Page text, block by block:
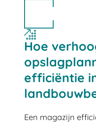
Hoe
efficiëntie
Een magazijn